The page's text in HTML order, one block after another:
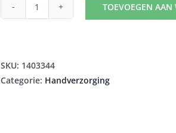
WIDMER
TOEVOEGEN AAN
SKU: 1403344
Categorie: Handverzorging